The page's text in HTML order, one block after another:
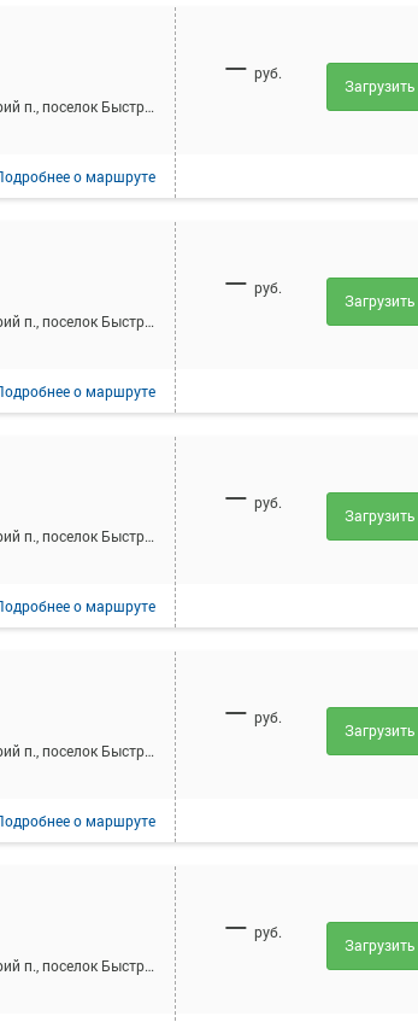
Быстрицкий тубсанаторий п., поселок Быстрицкий тубсанаторий, Россия
о маршруте
— руб.
Быстрицкий тубсанаторий п., поселок Быстрицкий тубсанаторий, Россия
о маршруте
— руб.
Быстрицкий тубсанаторий п., поселок Быстрицкий тубсанаторий, Россия
о маршруте
— руб.
Быстрицкий тубсанаторий п., поселок Быстрицкий тубсанаторий, Россия
о маршруте
— руб.
Быстрицкий тубсанаторий п., поселок Быстрицкий тубсанаторий, Россия
— руб.